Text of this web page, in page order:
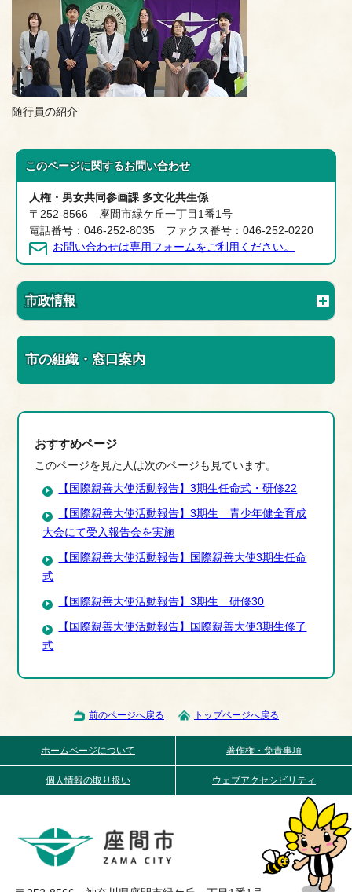
随行員の紹介
このページに関するお問い合わせ
人権・男女共同参画課 多文化共生係
〒252-8566 座間市緑ケ丘一丁目1番1号
電話番号：046-252-8035 ファクス番号：046-252-0220
お問い合わせは専用フォームをご利用ください。
市政情報
市の組織・窓口案内
おすすめページ
このページを見た人は次のページも見ています。
【国際親善大使活動報告】3期生任命式・研修22
【国際親善大使活動報告】3期生 青少年健全育成
大会にて受入報告会を実施
【国際親善大使活動報告】国際親善大使3期生任命
式
【国際親善大使活動報告】3期生 研修30
【国際親善大使活動報告】国際親善大使3期生修了
式
前のページへ戻る トップページへ戻る
ホームページについて 著作権・免責事項
個人情報の取り扱い ウェブアクセシビリティ